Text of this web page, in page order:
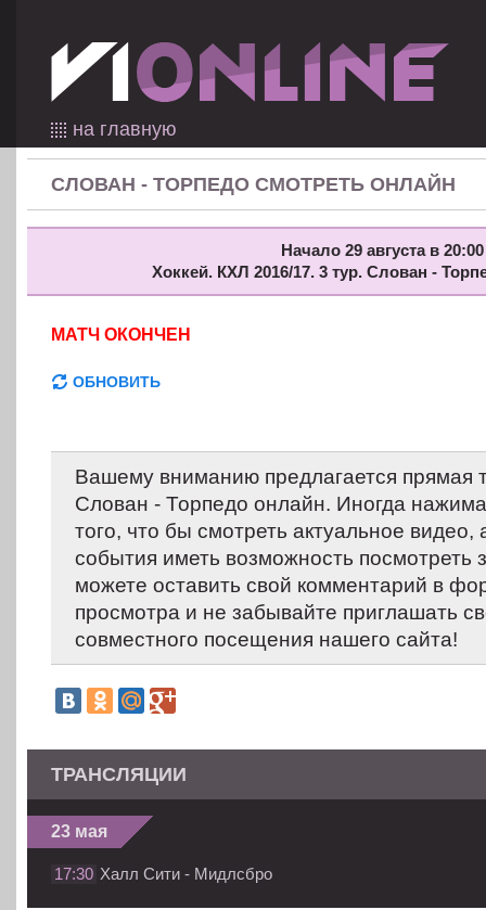
на главную
СЛОВАН - ТОРПЕДО СМОТРЕТЬ ОНЛАЙН
Начало 29 августа в
Хоккей. КХЛ 2016/17. 3 тур. Слован -
МАТЧ ОКОНЧЕН
ОБНОВИТЬ
Вашему вниманию предлагается прямая
Слован - Торпедо онлайн. Иногда
того, что бы смотреть актуальное
события иметь возможность
можете оставить свой комментарий в
просмотра и не забывайте приглашать
совместного посещения нашего сайта!
ТРАНСЛЯЦИИ
23 мая
17:30 Халл Сити - Мидлсбро